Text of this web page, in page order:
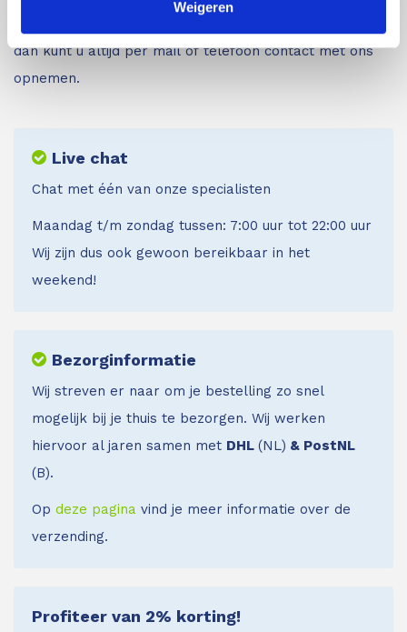
Weigeren
dan kunt u altijd per mail of telefoon contact met ons
opnemen.
Live chat
Chat met één van onze specialisten
Maandag t/m zondag tussen: 7:00 uur tot 22:00 uur
Wij zijn dus ook gewoon bereikbaar in het
weekend!
Bezorginformatie
Wij streven er naar om je bestelling zo snel
mogelijk bij je thuis te bezorgen. Wij werken
hiervoor al jaren samen met DHL (NL) & PostNL
(B).
Op deze pagina vind je meer informatie over de
verzending.
Profiteer van 2% korting!